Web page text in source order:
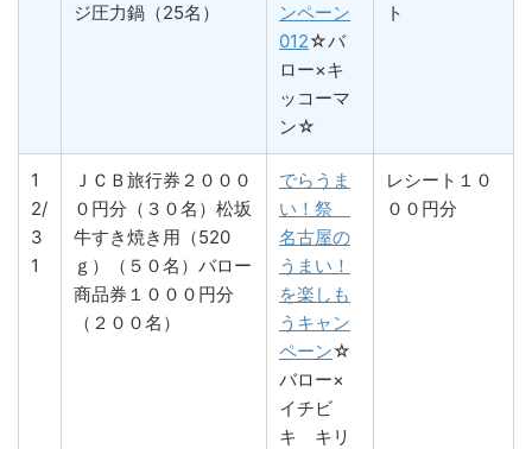
ジ圧力鍋（25名）
ンペーン
012☆バ
ロー×キ
ッコーマ
ン☆
ト
1
2/
3
1
ＪＣＢ旅行券２０００
０円分（３０名）松坂
牛すき焼き用（520
ｇ）（５０名）バロー
商品券１０００円分
（２００名）
でらうま
い！祭
名古屋の
うまい！
を楽しも
うキャン
ペーン☆
バロー×
イチビ
キ キリ
レシート１０
００円分